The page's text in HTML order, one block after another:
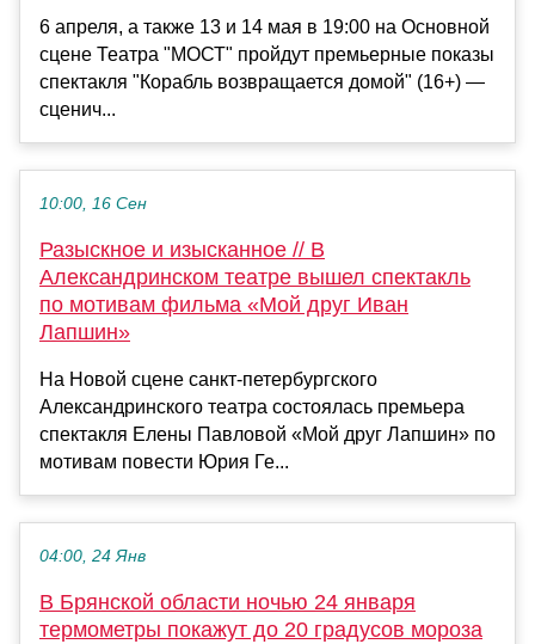
6 апреля, а также 13 и 14 мая в 19:00 на Основной
сцене Театра "МОСТ" пройдут премьерные показы
спектакля "Корабль возвращается домой" (16+) —
сценич...
10:00, 16 Сен
Разыскное и изысканное // В
Александринском театре вышел спектакль
по мотивам фильма «Мой друг Иван
Лапшин»
На Новой сцене санкт-петербургского
Александринского театра состоялась премьера
спектакля Елены Павловой «Мой друг Лапшин» по
мотивам повести Юрия Ге...
04:00, 24 Янв
В Брянской области ночью 24 января
термометры покажут до 20 градусов мороза